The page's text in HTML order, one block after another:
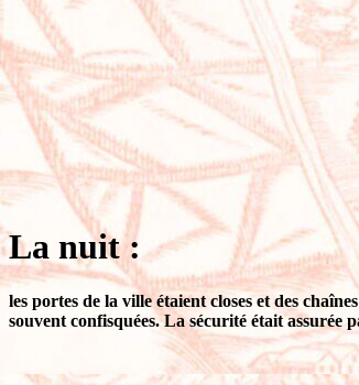
La nuit :
les portes de la ville étaient closes et des
souvent confisquées. La sécurité était assurée